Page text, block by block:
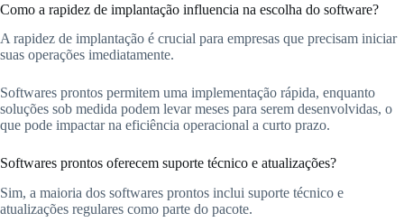
Como a rapidez de implantação influencia na escolha do software?
A rapidez de implantação é crucial para empresas que precisam iniciar
suas operações imediatamente.
Softwares prontos permitem uma implementação rápida, enquanto
soluções sob medida podem levar meses para serem desenvolvidas, o
que pode impactar na eficiência operacional a curto prazo.
Softwares prontos oferecem suporte técnico e atualizações?
Sim, a maioria dos softwares prontos inclui suporte técnico e
atualizações regulares como parte do pacote.